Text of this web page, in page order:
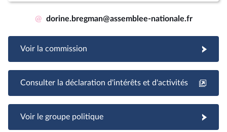
@ dorine.bregman@assemblee-nationale.fr
Voir la commission
Consulter la déclaration d'intérêts et d'activités
Voir le groupe politique